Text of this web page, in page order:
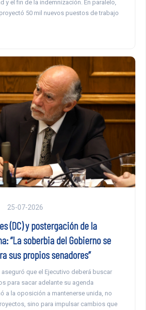
y el fin de la indemnización. En paralelo,
50 mil nuevos puestos de trabajo
25-07-2026
(DC) y postergación de la
“La soberbia del Gobierno se
sus propios senadores”
aseguró que el Ejecutivo deberá buscar
para sacar adelante su agenda
a la oposición a mantenerse unida, no
sino para impulsar cambios que